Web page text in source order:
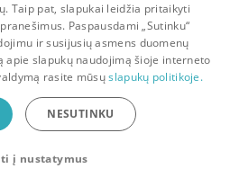
Pokalbiai Pranešimai Paskyra
dar patogiau!
Taip pat, slapukai leidžia pritaikyti
Paspausdami „Sutinku“
ir susijusių asmens duomenų
apie slapukų naudojimą šioje interneto
rasite mūsųslapukų politikoje.
NESUTINKU
į nustatymus